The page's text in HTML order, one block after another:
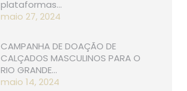
plataformas…
maio 27, 2024
CAMPANHA DE DOAÇÃO DE
CALÇADOS MASCULINOS PARA O
RIO GRANDE…
maio 14, 2024